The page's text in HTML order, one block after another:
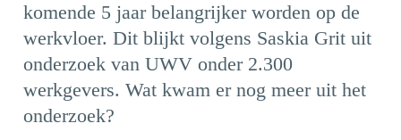
komende 5 jaar belangrijker worden op de
werkvloer. Dit blijkt volgens Saskia Grit uit
onderzoek van UWV onder 2.300
werkgevers. Wat kwam er nog meer uit het
onderzoek?